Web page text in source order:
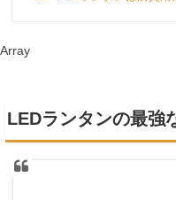
Array
LEDランタンの最強